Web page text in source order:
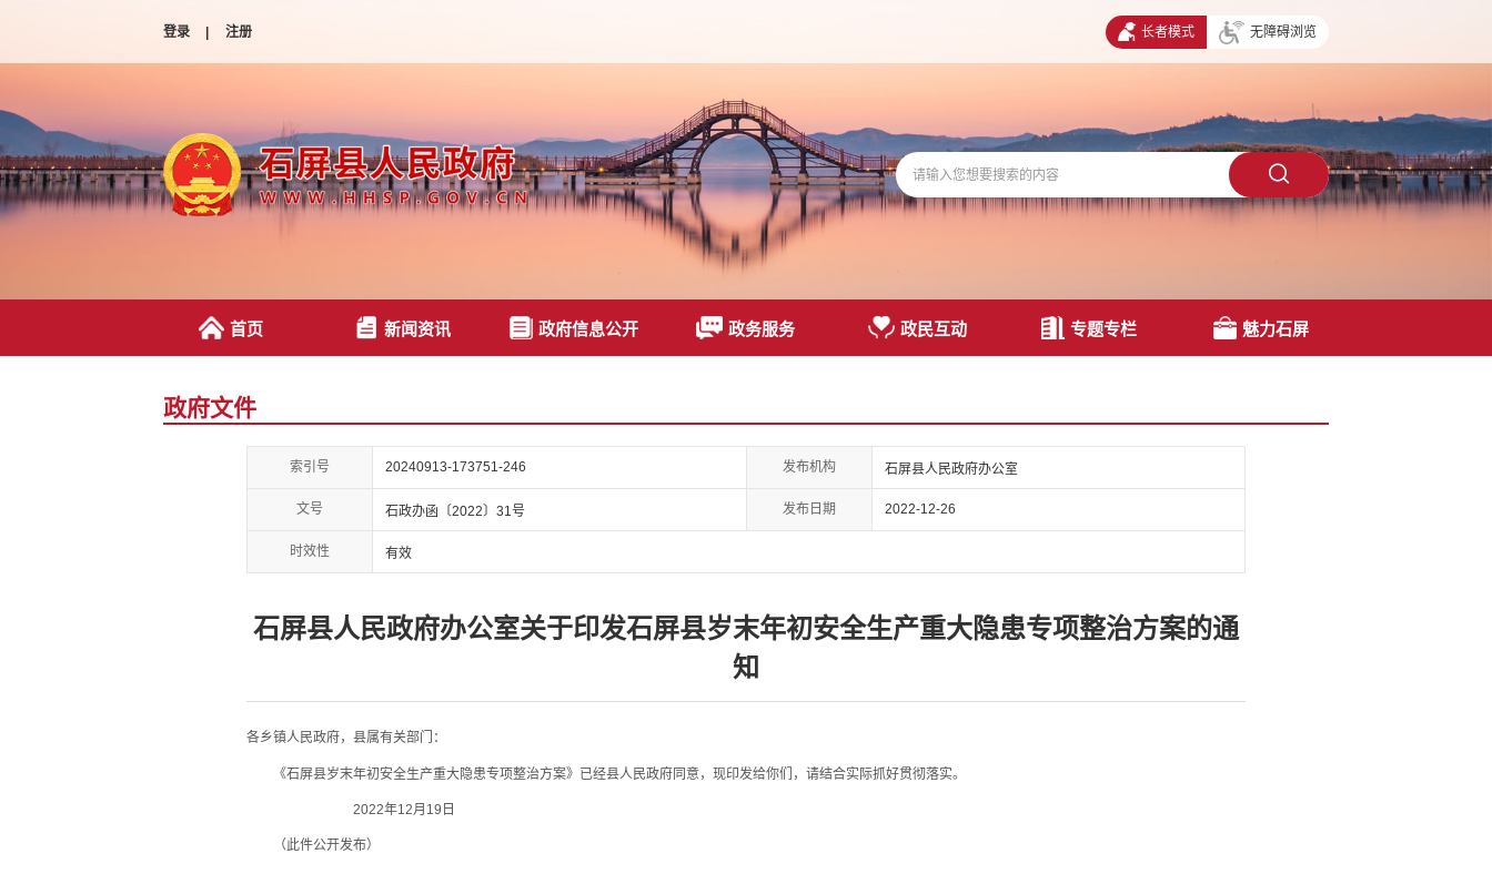
登录 | 注册 长者模式 无障碍浏览
首页 新闻资讯 政府信息公开 政务服务 政民互动 专题专栏 魅力石屏
政府文件
索引号 20240913-173751-246 发布机构 石屏县人民政府办公室
文号 石政办函〔2022〕31号 发布日期 2022-12-26
时效性 有效
石屏县人民政府办公室关于印发石屏县岁末年初安全生产重大隐患专项整治方案的通
知
各乡镇人民政府，县属有关部门：
《石屏县岁末年初安全生产重大隐患专项整治方案》已经县人民政府同意，现印发给你们，请结合实际抓好贯彻落实。
2022年12月19日
（此件公开发布）